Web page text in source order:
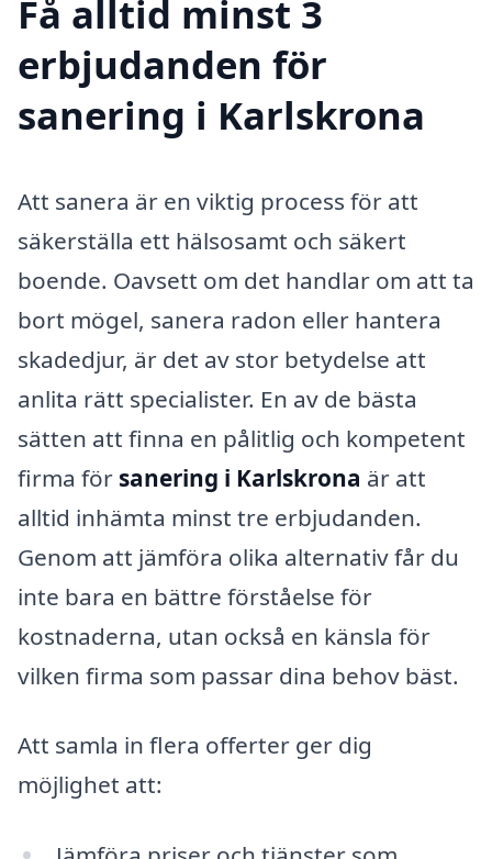
Få alltid minst 3
erbjudanden för
sanering i Karlskrona
Att sanera är en viktig process för att
säkerställa ett hälsosamt och säkert
boende. Oavsett om det handlar om att ta
bort mögel, sanera radon eller hantera
skadedjur, är det av stor betydelse att
anlita rätt specialister. En av de bästa
sätten att finna en pålitlig och kompetent
firma för sanering i Karlskrona är att
alltid inhämta minst tre erbjudanden.
Genom att jämföra olika alternativ får du
inte bara en bättre förståelse för
kostnaderna, utan också en känsla för
vilken firma som passar dina behov bäst.
Att samla in flera offerter ger dig
möjlighet att: